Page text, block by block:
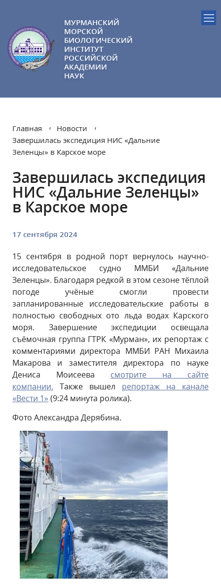
МУРМАНСКИЙ
МОРСКОЙ
БИОЛОГИЧЕСКИЙ
ИНСТИТУТ
РОССИЙСКОЙ
АКАДЕМИИ
НАУК
Главная
Новости
Завершилась экспедиция НИС «Дальние
Зеленцы» в Карское море
Завершилась экспедиция
НИС «Дальние Зеленцы»
в Карское море
17 сентября 2024
15 сентября в родной порт вернулось научно-
исследовательское судно ММБИ «Дальние
Зеленцы». Благодаря редкой в этом сезоне тёплой
погоде учёные смогли провести
запланированные исследовательские работы в
полностью свободных ото льда водах Карского
моря. Завершение экспедиции освещала
съёмочная группа ГТРК «Мурман», их репортаж с
комментариями директора ММБИ РАН Михаила
Макарова и заместителя директора по науке
Дениса Моисеева смотрите на сайте
компании. Также вышел репортаж на канале
«Вести 1» (9:24 минута ролика).
Фото Александра Дерябина.